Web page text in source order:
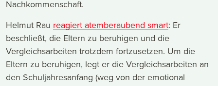
Nachkommenschaft.
Helmut Rau reagiert atemberaubend smart: Er
beschließt, die Eltern zu beruhigen und die
Vergleichsarbeiten trotzdem fortzusetzen. Um die
Eltern zu beruhigen, legt er die Vergleichsarbeiten an
den Schuljahresanfang (weg von der emotional